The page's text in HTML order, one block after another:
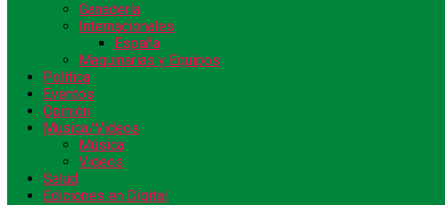
Ganadería
Internacionales
España
Maquinarias y Equipos
Política
Eventos
Opinión
Música/Videos
Música
Videos
Salud
Ediciones en Digital